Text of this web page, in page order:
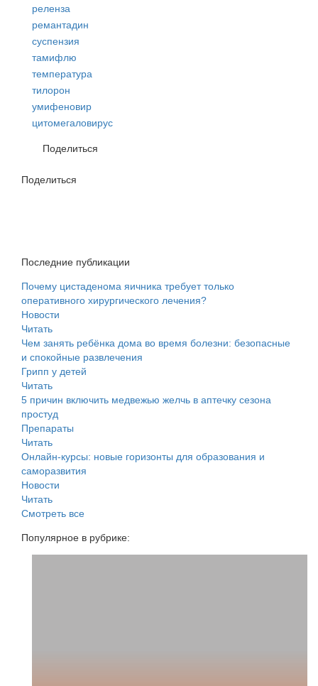
реленза
ремантадин
суспензия
тамифлю
температура
тилорон
умифеновир
цитомегаловирус
Поделиться
Поделиться
Последние публикации
Почему цистаденома яичника требует только
оперативного хирургического лечения?
Новости
Читать
Чем занять ребёнка дома во время болезни: безопасные
и спокойные развлечения
Грипп у детей
Читать
5 причин включить медвежью желчь в аптечку сезона
простуд
Препараты
Читать
Онлайн-курсы: новые горизонты для образования и
саморазвития
Новости
Читать
Смотреть все
Популярное в рубрике: